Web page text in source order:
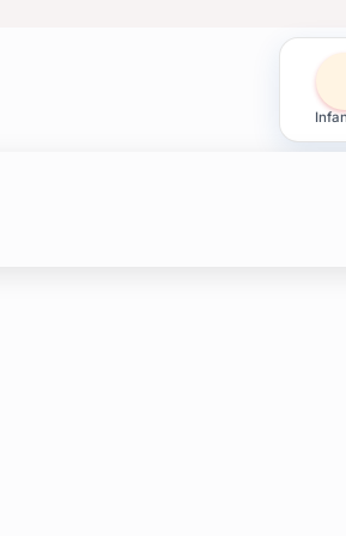
Flores
cotillón para bodas
tenés estos productos aquí.